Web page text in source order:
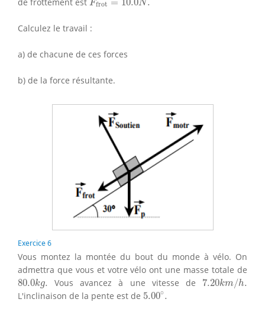
Ffrot N
Calculez le travail :
a) de chacune de ces forces
b) de la force résultante.
Exercice 6
Vous montez la montée du bout du monde à vélo. On
admettra que vous et votre vélo ont une masse totale de
80.0kg.
80.0kg Vous avancez à une vitesse de 7.20km/h.
7.20km/h
L'inclinaison de la pente est de 5.00∘.
5.00∘.